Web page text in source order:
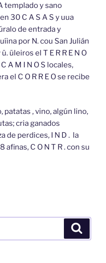
templado y sano
30 C A S A S y uua
de entrada y
por N. cou San Julián
üleiros el T E R R E N O
A M I N O S locales,
el C O R R E O se recibe
patatas , vino, algún lino,
cria ganados
de perdices, I N D . la
afinas, C O N T R . con su